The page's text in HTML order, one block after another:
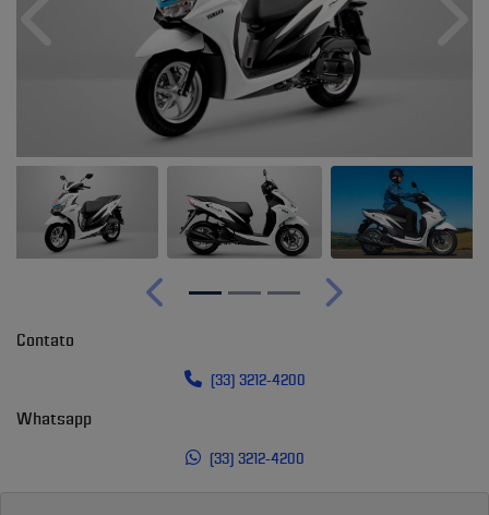
Anterior Próximo
Contato
(33) 3212-4200
Whatsapp
(33) 3212-4200